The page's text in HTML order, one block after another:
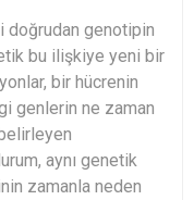
doğrudan genotipin
bu ilişkiye yeni bir
bir hücrenin
genlerin ne zaman
aynı genetik
zamanla neden